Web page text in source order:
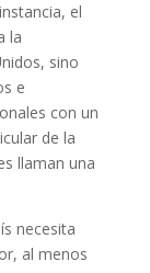
el
la
sino
e
con un
de la
llaman una
necesita
al menos